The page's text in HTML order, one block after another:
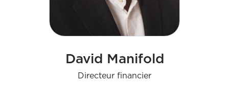
David Manifold
Directeur financier